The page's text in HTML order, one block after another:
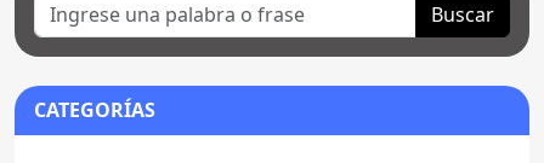
Buscar
CATEGORÍAS